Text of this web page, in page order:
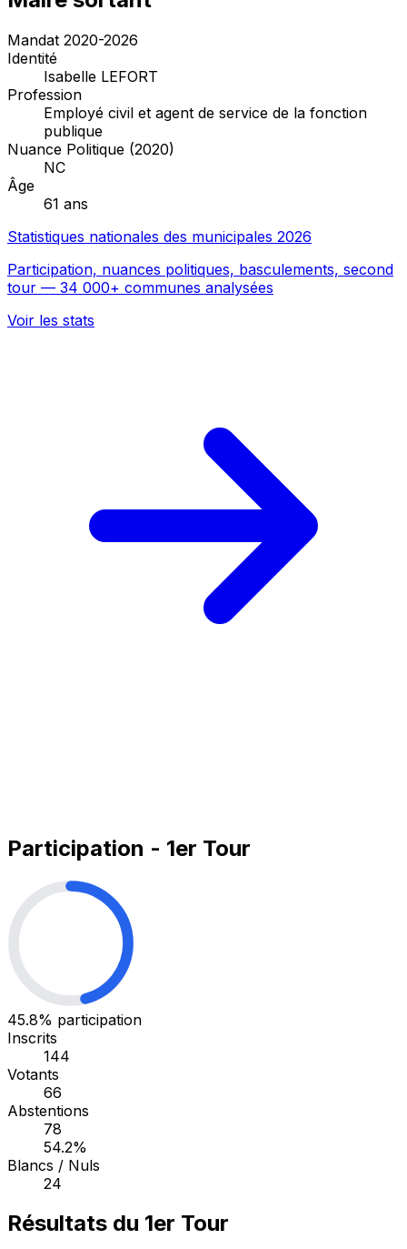
Mandat 2020-2026
Identité
Isabelle LEFORT
Profession
Employé civil et agent de service de la fonction
publique
Nuance Politique (2020)
NC
Âge
61 ans
Statistiques nationales des municipales 2026
Participation, nuances politiques, basculements, second
tour — 34 000+ communes analysées
Voir les stats
Participation - 1er Tour
45.8% participation
Inscrits
144
Votants
66
Abstentions
78
54.2%
Blancs / Nuls
24
Résultats du 1er Tour